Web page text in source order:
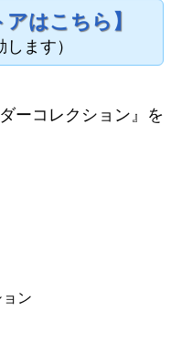
はこちら】
ます）
ーコレクション』を